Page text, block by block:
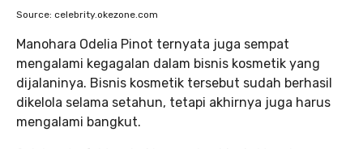
Source: celebrity.okezone.com
Manohara Odelia Pinot ternyata juga sempat
mengalami kegagalan dalam bisnis kosmetik yang
dijalaninya. Bisnis kosmetik tersebut sudah berhasil
dikelola selama setahun, tetapi akhirnya juga harus
mengalami bangkut.